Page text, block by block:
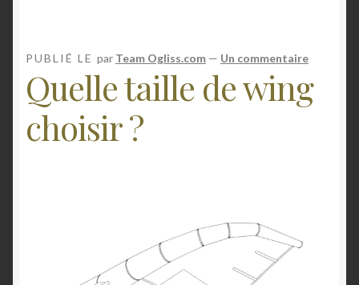
o
s
PUBLIÉ LE par Team Ogliss.com — Un commentaire
Quelle taille de wing
choisir ?